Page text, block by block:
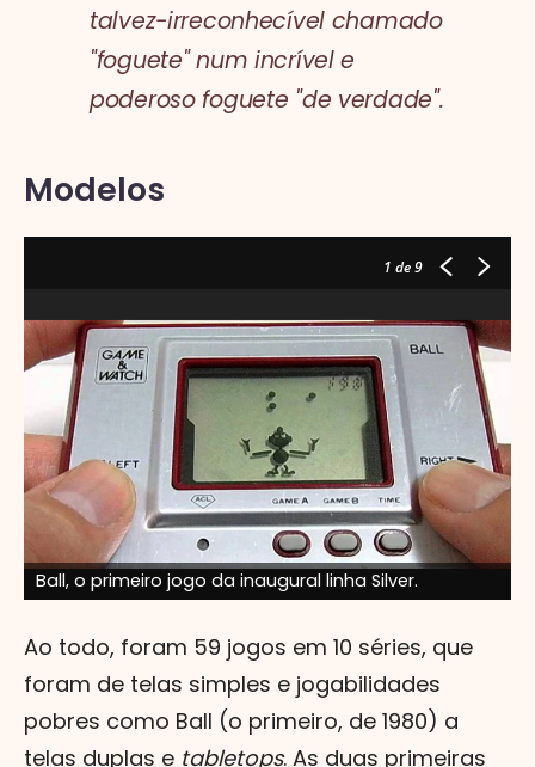
talvez-irreconhecível chamado
"foguete" num incrível e
poderoso foguete "de verdade".
Modelos
1 de 9
Ball, o primeiro jogo da inaugural linha Silver.
Ao todo, foram 59 jogos em 10 séries, que
foram de telas simples e jogabilidades
pobres como Ball (o primeiro, de 1980) a
telas duplas e tabletops. As duas primeiras